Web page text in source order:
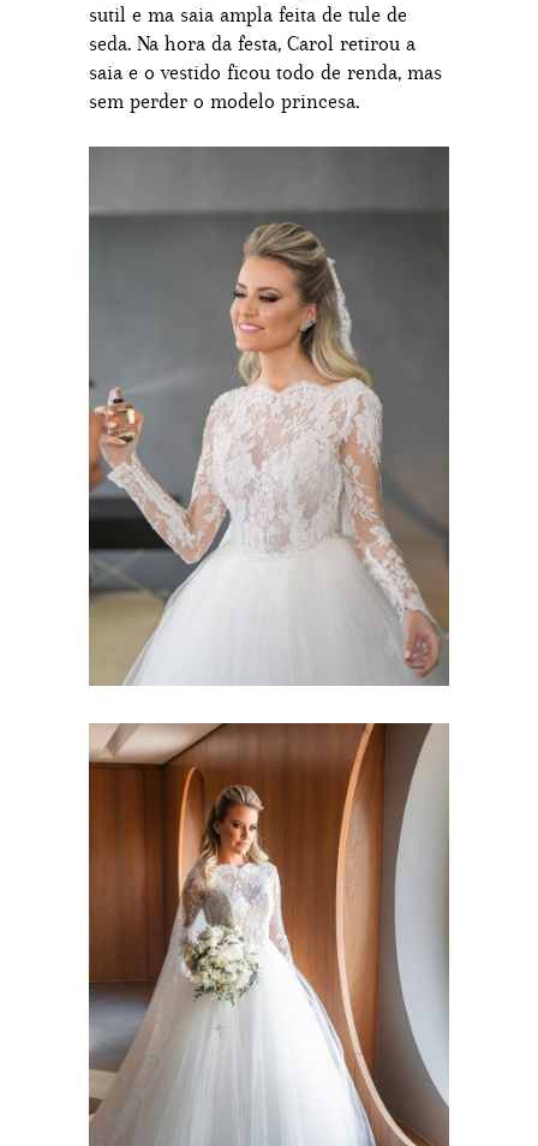
sutil e ma saia ampla feita de tule de
seda. Na hora da festa, Carol retirou a
saia e o vestido ficou todo de renda, mas
sem perder o modelo princesa.